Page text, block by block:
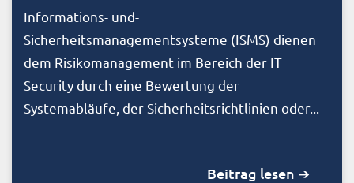
Informations- und­
Sicherheitsmanagementsysteme (ISMS) dienen
dem Risikomanagement im Bereich der IT
Security durch eine Bewertung der
Systemabläufe, der Sicherheitsrichtlinien oder...
Beitrag lesen ➔